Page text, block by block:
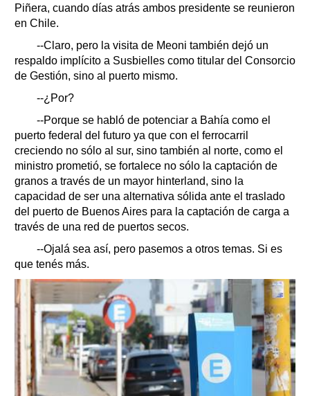
Piñera, cuando días atrás ambos presidente se reunieron
en Chile.
--Claro, pero la visita de Meoni también dejó un
respaldo implícito a Susbielles como titular del Consorcio
de Gestión, sino al puerto mismo.
--¿Por?
--Porque se habló de potenciar a Bahía como el
puerto federal del futuro ya que con el ferrocarril
creciendo no sólo al sur, sino también al norte, como el
ministro prometió, se fortalece no sólo la captación de
granos a través de un mayor hinterland, sino la
capacidad de ser una alternativa sólida ante el traslado
del puerto de Buenos Aires para la captación de carga a
través de una red de puertos secos.
--Ojalá sea así, pero pasemos a otros temas. Si es
que tenés más.